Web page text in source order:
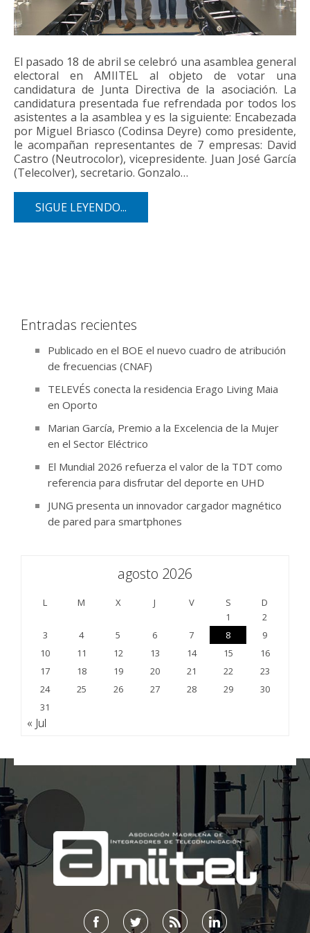
El pasado 18 de abril se celebró una asamblea general
electoral en AMIITEL al objeto de votar una
candidatura de Junta Directiva de la asociación. La
candidatura presentada fue refrendada por todos los
asistentes a la asamblea y es la siguiente: Encabezada
por Miguel Briasco (Codinsa Deyre) como presidente,
le acompañan representantes de 7 empresas: David
Castro (Neutrocolor), vicepresidente. Juan José García
(Telecolver), secretario. Gonzalo…
SIGUE LEYENDO...
Entradas recientes
Publicado en el BOE el nuevo cuadro de atribución
de frecuencias (CNAF)
TELEVÉS conecta la residencia Erago Living Maia
en Oporto
Marian García, Premio a la Excelencia de la Mujer
en el Sector Eléctrico
El Mundial 2026 refuerza el valor de la TDT como
referencia para disfrutar del deporte en UHD
JUNG presenta un innovador cargador magnético
de pared para smartphones
agosto 2026
L M X J V S
D
1
2
3
4 5 6 7 8
9
10
11 12 13 14 15
16
17
18 19 20 21 22
23
24
25 26 27 28 29
30
31
« Jul
;